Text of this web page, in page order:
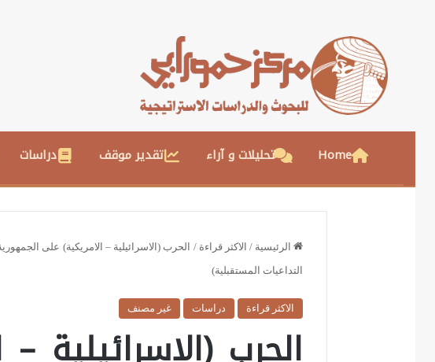
Home تحليلات و آراء تقدير موقف دراسات
الرئيسية / الاكثر قراءة / الحرب (الاسرائيلية – الامريكية) على
التداعيات المستقبلية)
الاكثر قراءة دراسات غير مصنف
الحرب (الاسرائيلية